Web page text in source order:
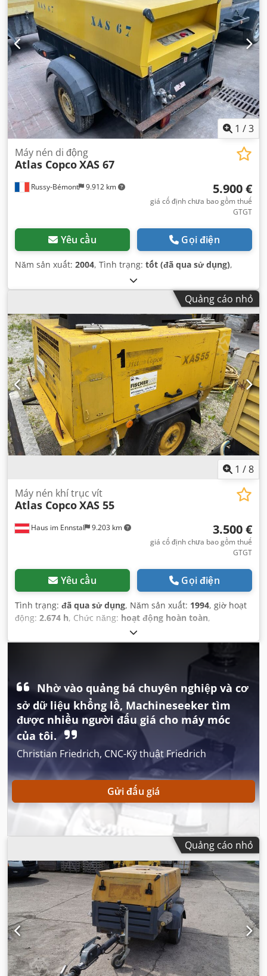
dB, Năm sản xuất: , giờ hoạt động:1.190 h
, kiểm định
tiếp theo (TÜV):
04/2025 , số máy/phương tiện:APP418299,
Thiết bị: Kiểm tra an toàn UVV
1 /3
Russy-Bémont 9.912 km
Máy nén di động
Atlas CopcoXAS 67
5.900 €
giá cố định chưa bao gồm thuế
GTGT
Yêu cầu Gọi điện
Năm sản xuất: 2004, Tình trạng: tốt (đã qua sử dụng),
Quảng cáo nhỏ
1 /8
Haus im Ennstal 9.203 km
Máy nén khí trục vít
Atlas CopcoXAS 55
3.500 €
giá cố định chưa bao gồm thuế
GTGT
Yêu cầu Gọi điện
Tình trạng: đã qua sử dụng, Năm sản xuất: 1994, giờ hoạt
động: 2.674 h, Chức năng: hoạt động hoàn toàn,
Nhờ vào quảng bá chuyên nghiệp và cơ
sở dữ liệu khổng lồ, Machineseeker tìm
được nhiều người đấu giá cho máy móc
của tôi.
Christian Friedrich, CNC-Kỹ thuật Friedrich
Gửi đấu giá
Quảng cáo nhỏ